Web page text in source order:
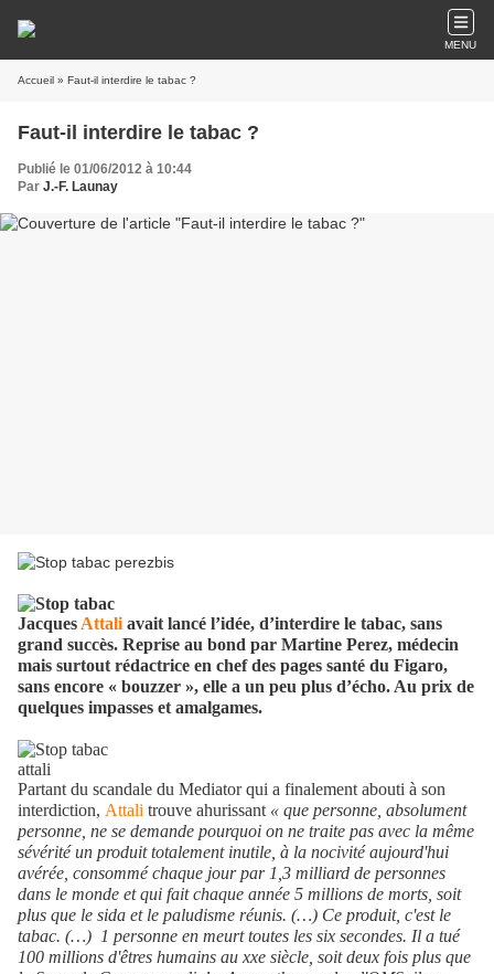
MENU
Accueil » Faut-il interdire le tabac ?
Faut-il interdire le tabac ?
Publié le 01/06/2012 à 10:44
Par J.-F. Launay
Jacques Attali avait lancé l’idée, d’interdire le tabac, sans
grand succès. Reprise au bond par Martine Perez, médecin
mais surtout rédactrice en chef des pages santé du Figaro,
sans encore « bouzzer », elle a un peu plus d’écho. Au prix de
quelques impasses et amalgames.
Partant du scandale du Mediator qui a finalement abouti à son
interdiction, Attali trouve ahurissant « que personne, absolument
personne, ne se demande pourquoi on ne traite pas avec la même
sévérité un produit totalement inutile, à la nocivité aujourd'hui
avérée, consommé chaque jour par 1,3 milliard de personnes
dans le monde et qui fait chaque année 5 millions de morts, soit
plus que le sida et le paludisme réunis. (…) Ce produit, c'est le
tabac. (…) 1 personne en meurt toutes les six secondes. Il a tué
100 millions d'êtres humains au xxe siècle, soit deux fois plus que